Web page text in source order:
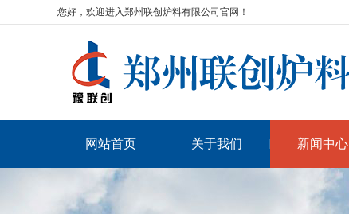
您好，欢迎进入郑州联创炉料有限公司官网！
网站首页 关于我们 新闻中心